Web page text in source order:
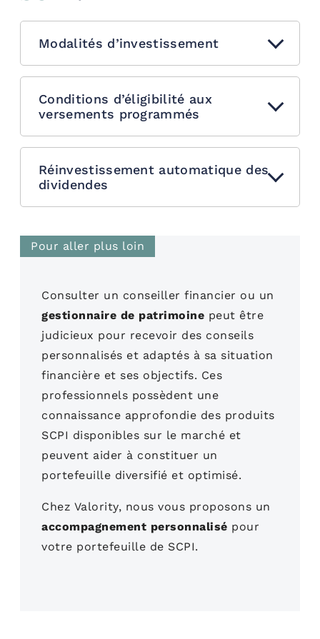
Modalités d’investissement
Conditions d’éligibilité aux
versements programmés
Réinvestissement automatique des
dividendes
Pour aller plus loin
Consulter un conseiller financier ou un
gestionnaire de patrimoine peut être
judicieux pour recevoir des conseils
personnalisés et adaptés à sa situation
financière et ses objectifs. Ces
professionnels possèdent une
connaissance approfondie des produits
SCPI disponibles sur le marché et
peuvent aider à constituer un
portefeuille diversifié et optimisé.
Chez Valority, nous vous proposons un
accompagnement personnalisé pour
votre portefeuille de SCPI.